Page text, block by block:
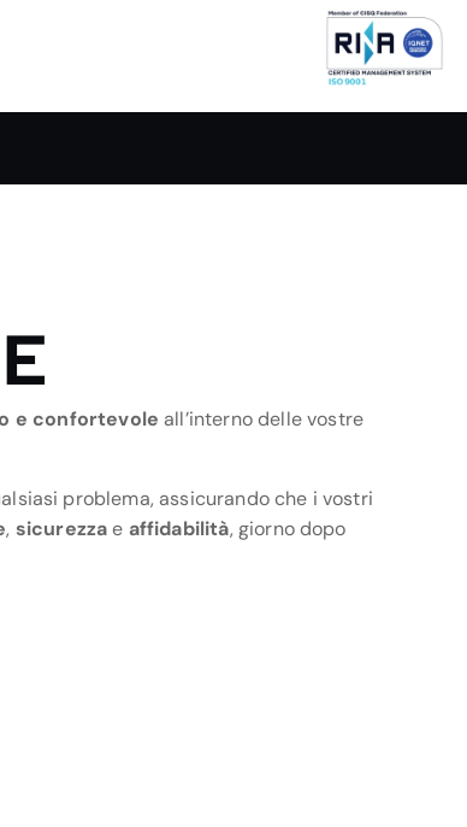
e confortevole all’interno delle vostre
problema, assicurando che i vostri
, sicurezzae affidabilità, giorno dopo